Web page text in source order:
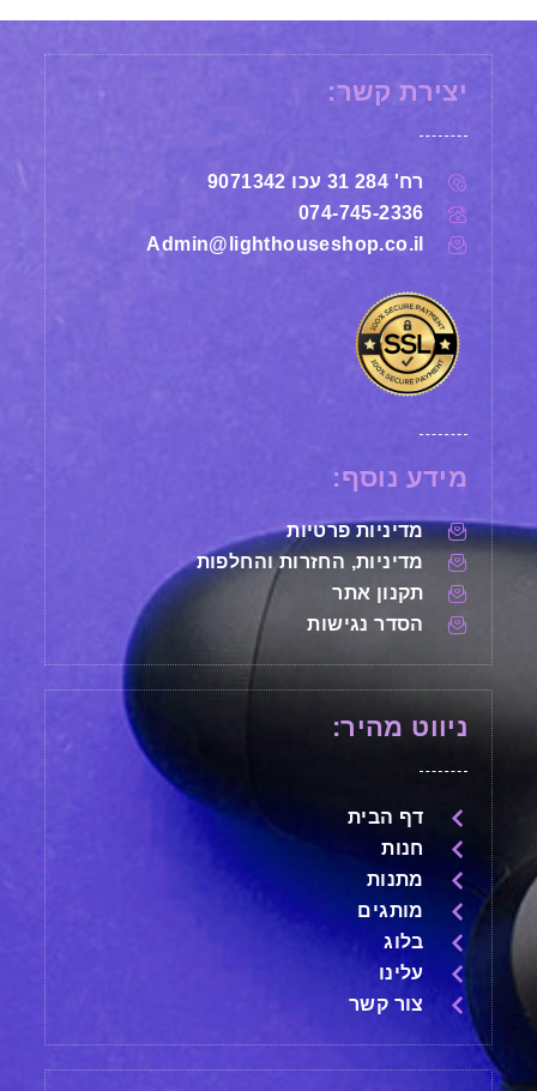
יצירת קשר:
רח' 284 31 עכו 9071342
074-745-2336
Admin@lighthouseshop.co.il
מידע נוסף:
מדיניות פרטיות
מדיניות, החזרות והחלפות
תקנון אתר
הסדר נגישות
ניווט מהיר:
דף הבית
חנות
מתנות
מותגים
בלוג
עלינו
צור קשר